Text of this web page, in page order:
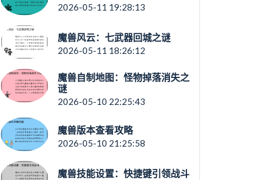
2026-05-11 19:28:13
魔兽风云：七武器回城之谜
2026-05-11 18:26:12
魔兽自制地图：怪物掉落消失之
谜
2026-05-10 22:25:43
魔兽版本查看攻略
2026-05-10 21:25:58
魔兽技能设置：快捷键引领战斗